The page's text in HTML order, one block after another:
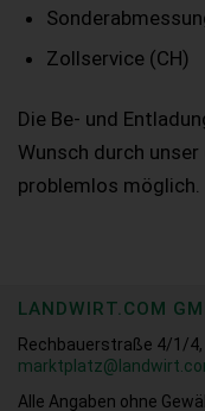
Zollservice (CH)
Die Be- und
Wunsch durch
problemlos möglich.
LANDWIRT.COM
Rechbauerstraße 4/1/4,
Alle Angaben ohne